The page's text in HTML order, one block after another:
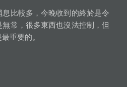
比較多，今晚收到的終於是令
常，很多東西也沒法控制，但
重要的。